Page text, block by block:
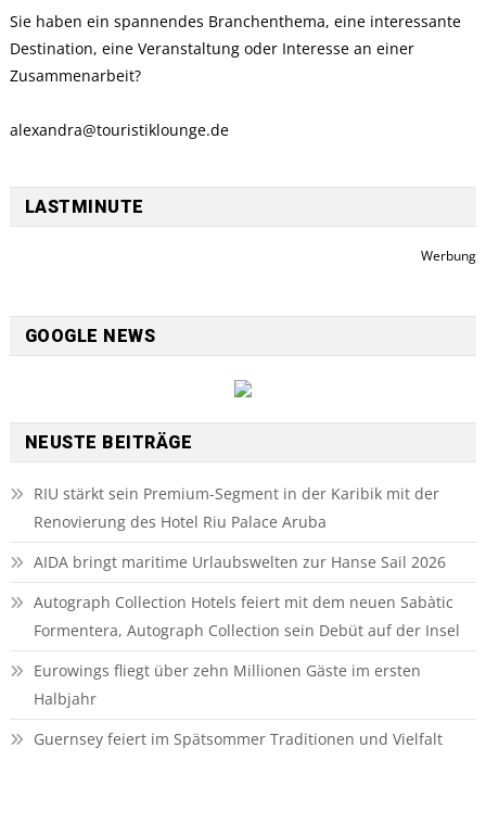
Sie haben ein spannendes Branchenthema, eine interessante
Destination, eine Veranstaltung oder Interesse an einer
Zusammenarbeit?
alexandra@touristiklounge.de
LASTMINUTE
Werbung
GOOGLE NEWS
NEUSTE BEITRÄGE
RIU stärkt sein Premium-Segment in der Karibik mit der
Renovierung des Hotel Riu Palace Aruba
AIDA bringt maritime Urlaubswelten zur Hanse Sail 2026
Autograph Collection Hotels feiert mit dem neuen Sabàtic
Formentera, Autograph Collection sein Debüt auf der Insel
Eurowings fliegt über zehn Millionen Gäste im ersten
Halbjahr
Guernsey feiert im Spätsommer Traditionen und Vielfalt